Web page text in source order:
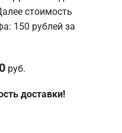
стоимость
150 рублей за
0 руб.
доставки!